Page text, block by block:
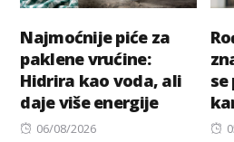
Najmoćnije piće za
paklene vrućine:
Hidrira kao voda, ali
daje više energije
Posted
06/08/2026
se